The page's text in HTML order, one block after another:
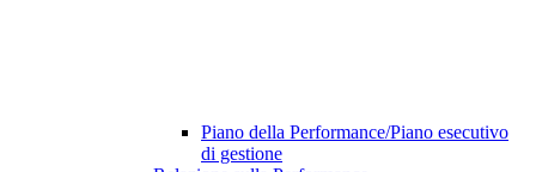
Piano della Performance/Piano esecutivo
di gestione